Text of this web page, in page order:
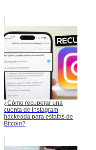
¿Cómo recuperar una
cuenta de Instagram
hackeada para estafas de
Bitcoin?